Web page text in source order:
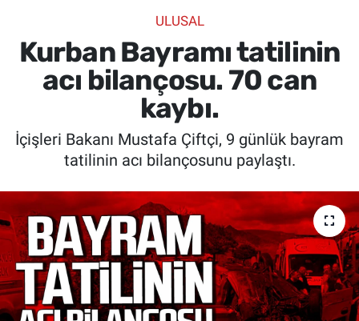
ULUSAL
Kurban Bayramı tatilinin
acı bilançosu. 70 can
kaybı.
İçişleri Bakanı Mustafa Çiftçi, 9 günlük bayram
tatilinin acı bilançosunu paylaştı.